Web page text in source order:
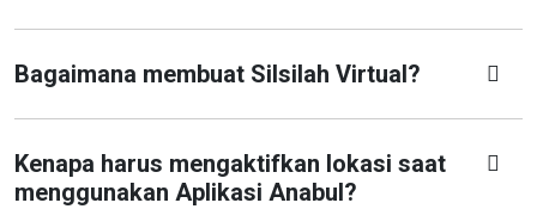
Bagaimana membuat Silsilah Virtual?
Kenapa harus mengaktifkan lokasi saat
menggunakan Aplikasi Anabul?